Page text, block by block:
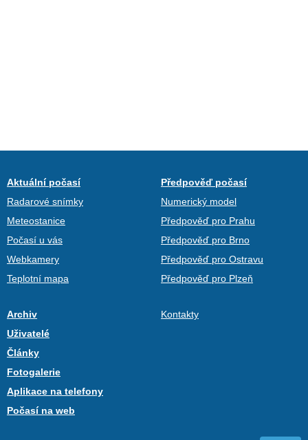
Aktuální počasí
Radarové snímky
Meteostanice
Počasí u vás
Webkamery
Teplotní mapa
Předpověď počasí
Numerický model
Předpověď pro Prahu
Předpověď pro Brno
Předpověď pro Ostravu
Předpověď pro Plzeň
Archiv
Uživatelé
Články
Fotogalerie
Aplikace na telefony
Počasí na web
Kontakty